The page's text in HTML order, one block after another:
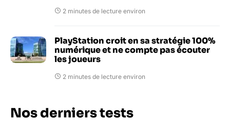
2 minutes de lecture environ
PlayStation croit en sa stratégie 100%
numérique et ne compte pas écouter
les joueurs
2 minutes de lecture environ
Nos derniers tests